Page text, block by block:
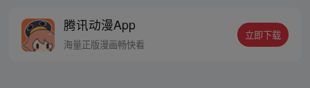
腾讯动漫App
海量正版漫画畅快看
立即下载